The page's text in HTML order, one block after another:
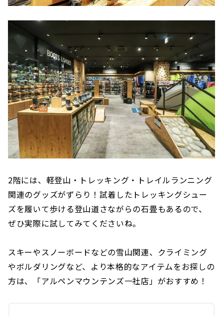
2階には、軽登山・トレッキング・トレイルランニング
関連のグッズがずらり！試着したトレッキングシュー
ズを履いて歩ける登山道さながらの石畳もあるので、
ぜひ実際に試してみてくださいね。
スキーやスノーボードなどの雪山関連、クライミング
やボルダリングなど、より本格的なアイテムをお探しの
方は、「アルペンマウンテンズ一社店」がおすすめ！